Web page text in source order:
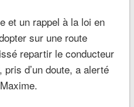
et un rappel à la loi en
sur une route
repartir le conducteur
d’un doute, a alerté